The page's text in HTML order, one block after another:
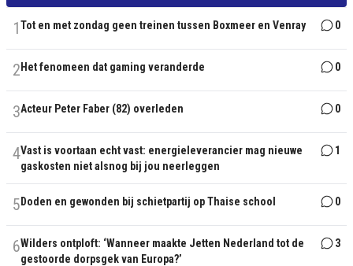
1Tot en met zondag geen treinen tussen Boxmeer en Venray 0
2 Het fenomeen dat gaming veranderde 0
3Acteur Peter Faber (82) overleden 0
4Vast is voortaan echt vast: energieleverancier mag nieuwe
gaskosten niet alsnog bij jou neerleggen
1
5 Doden en gewonden bij schietpartij op Thaise school 0
6Wilders ontploft: ‘Wanneer maakte Jetten Nederland tot de
gestoorde dorpsgek van Europa?’
3